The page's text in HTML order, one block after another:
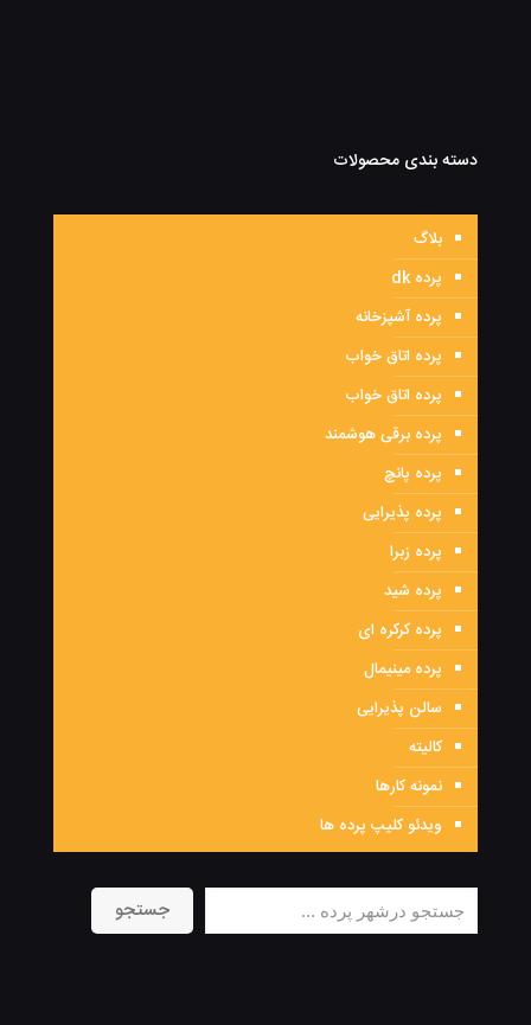
دسته بندی محصولات
بلاگ
پرده dk
پرده آشپزخانه
پرده اتاق خواب
پرده اتاق خواب
پرده برقی هوشمند
پرده پانچ
پرده پذیرایی
پرده زبرا
پرده شید
پرده کرکره ای
پرده مینیمال
سالن پذیرایی
کالیته
نمونه کارها
ویدئو کلیپ پرده ها
جستجو جستجو